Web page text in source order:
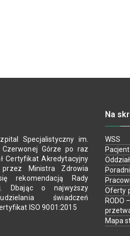
Specjalistyczny im.
Czerwonej Górze po raz
Certyfikat Akredytacyjny
przez Ministra Zdrowia
rekomendacją Rady
Dbając o najwyższy
świadczeń
ISO 9001:2015
Na
WSS
Pacjent
Oferty
RODO
Mapa